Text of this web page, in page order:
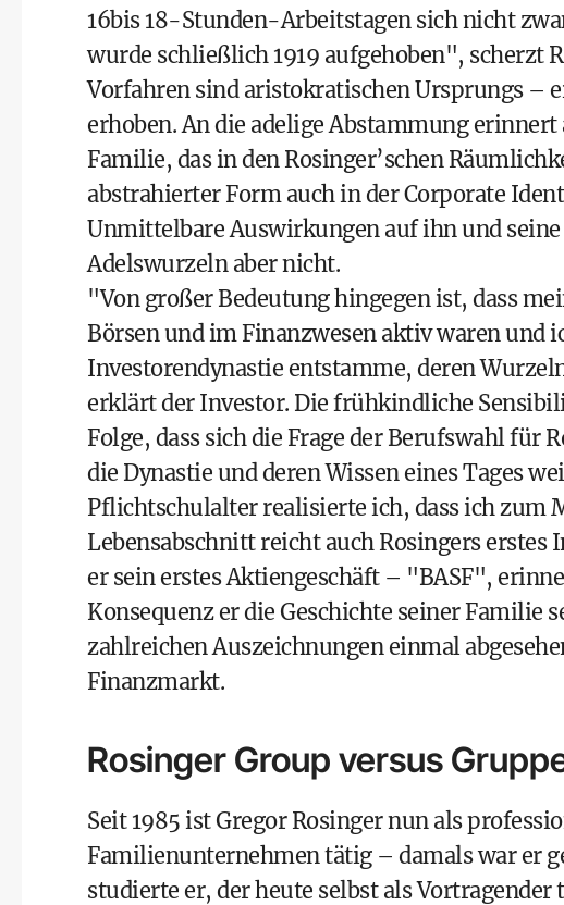
16bis 18-Stunden-Arbeitstagen sich nicht
wurde schließlich 1919 aufgehoben", scherzt
Vorfahren sind aristokratischen Ursprungs –
erhoben. An die adelige Abstammung
Familie, das in den Rosinger’schen
abstrahierter Form auch in der Corporate
Unmittelbare Auswirkungen auf ihn und
Adelswurzeln aber nicht.
"Von großer Bedeutung hingegen ist, dass
Börsen und im Finanzwesen aktiv waren und
Investorendynastie entstamme, deren
erklärt der Investor. Die frühkindliche
Folge, dass sich die Frage der Berufswahl für
die Dynastie und deren Wissen eines Tages
Pflichtschulalter realisierte ich, dass ich zum
Lebensabschnitt reicht auch Rosingers
er sein erstes Aktiengeschäft – "BASF",
Konsequenz er die Geschichte seiner
zahlreichen Auszeichnungen einmal
Finanzmarkt.
Rosinger Group versus
Seit 1985 ist Gregor Rosinger nun als
Familienunternehmen tätig – damals war er
studierte er, der heute selbst als